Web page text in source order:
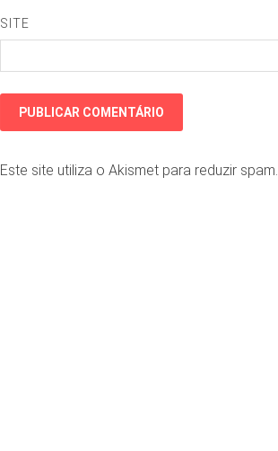
SITE
Este site utiliza o Akismet para reduzir spam.